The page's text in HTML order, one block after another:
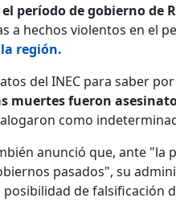
período de gobierno de
a hechos violentos en el
región.
del INEC para saber
muertes fueron
como
anunció que, ante "la
pasados", su
de falsificación